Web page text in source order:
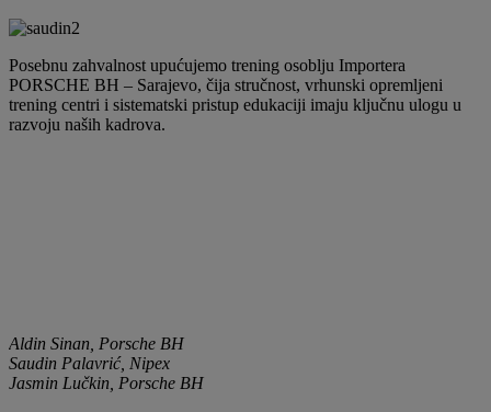
Posebnu zahvalnost upućujemo trening osoblju Importera
PORSCHE BH – Sarajevo, čija stručnost, vrhunski opremljeni
trening centri i sistematski pristup edukaciji imaju ključnu ulogu u
razvoju naših kadrova.
Aldin Sinan, Porsche BH
Saudin Palavrić, Nipex
Jasmin Lučkin, Porsche BH